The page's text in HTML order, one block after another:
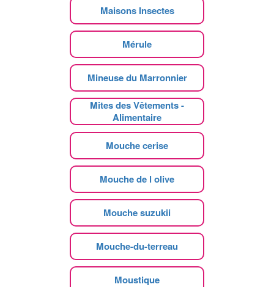
Maisons Insectes
Mérule
Mineuse du Marronnier
Mites des Vêtements -
Alimentaire
Mouche cerise
Mouche de l olive
Mouche suzukii
Mouche-du-terreau
Moustique